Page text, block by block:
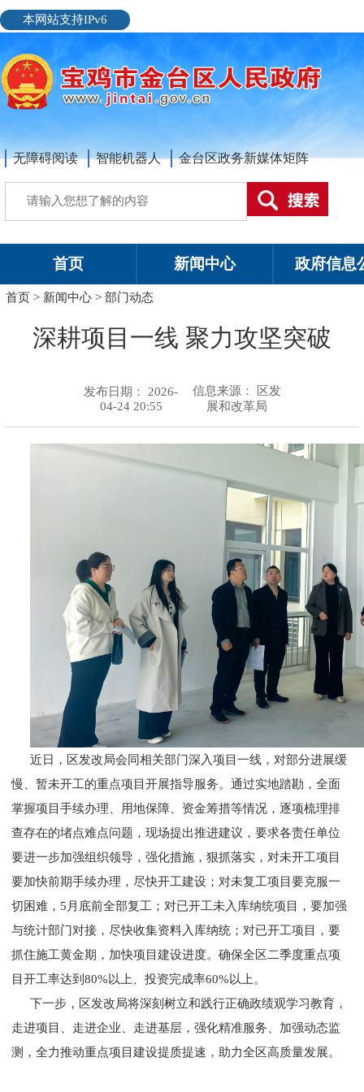
本网站支持IPv6
无障碍阅读 智能机器人 金台区政务新媒体矩阵
首页 新闻中心 政府信息
首页 > 新闻中心 >部门动态
深耕项目一线 聚力攻坚突破
发布日期： 2026-
04-24 20:55
信息来源：
区发
展和改革局
近日，区发改局会同相关部门深入项目一线，对部分进展缓
慢、暂未开工的重点项目开展指导服务。通过实地踏勘，全面
掌握项目手续办理、用地保障、资金筹措等情况，逐项梳理排
查存在的堵点难点问题，现场提出推进建议，要求各责任单位
要进一步加强组织领导，强化措施，狠抓落实，对未开工项目
要加快前期手续办理，尽快开工建设；对未复工项目要克服一
切困难，5月底前全部复工；对已开工未入库纳统项目，要加强
与统计部门对接，尽快收集资料入库纳统；对已开工项目，要
抓住施工黄金期，加快项目建设进度。确保全区二季度重点项
目开工率达到80%以上、投资完成率60%以上。
下一步，区发改局将深刻树立和践行正确政绩观学习教育，
走进项目、走进企业、走进基层，强化精准服务、加强动态监
测，全力推动重点项目建设提质提速，助力全区高质量发展。